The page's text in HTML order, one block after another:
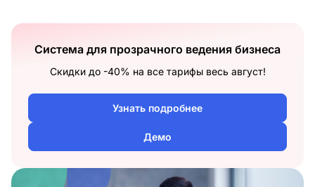
Система для прозрачного ведения бизнеса
Скидки до -40% на все тарифы весь август!
Узнать подробнее
Демо